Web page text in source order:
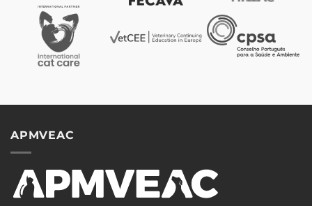
APMVEAC